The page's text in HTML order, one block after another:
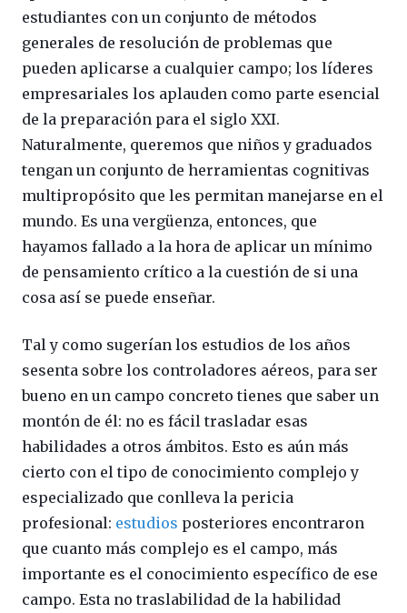
estudiantes con un conjunto de métodos
generales de resolución de problemas que
pueden aplicarse a cualquier campo; los líderes
empresariales los aplauden como parte esencial
de la preparación para el siglo XXI.
Naturalmente, queremos que niños y graduados
tengan un conjunto de herramientas cognitivas
multipropósito que les permitan manejarse en el
mundo. Es una vergüenza, entonces, que
hayamos fallado a la hora de aplicar un mínimo
de pensamiento crítico a la cuestión de si una
cosa así se puede enseñar.
Tal y como sugerían los estudios de los años
sesenta sobre los controladores aéreos, para ser
bueno en un campo concreto tienes que saber un
montón de él: no es fácil trasladar esas
habilidades a otros ámbitos. Esto es aún más
cierto con el tipo de conocimiento complejo y
especializado que conlleva la pericia
profesional: estudios posteriores encontraron
que cuanto más complejo es el campo, más
importante es el conocimiento específico de ese
campo. Esta no traslabilidad de la habilidad